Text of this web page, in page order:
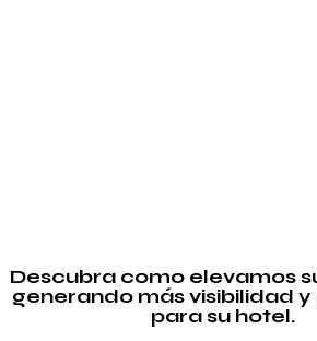
Descubra como elevamos
generando más visibilidad
para su hotel.